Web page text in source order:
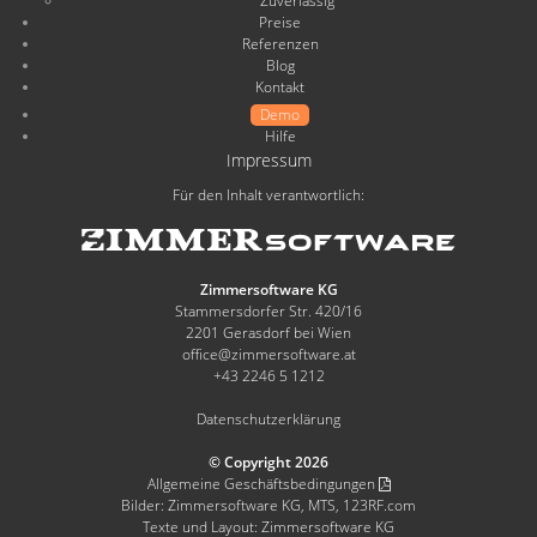
„Intuitiv, einfach zu bedienen und
umfassend gestaltet.“
„Wir sind mit der ZimmerSoftware
rundum zufrieden.“
„ZimmerSoftware ist
benutzerfreundlich und
Pension Bilgeri
Bedienung – genau das, was wir
gesucht haben.“
Jagdhaus Weber
„Der Service ist blitzschnell und das
fair.“
„Übersichtlich und flexibel.“
Hotel Michael
Preise
Referenzen
Blog
Kontakt
Demo
Hilfe
Impressum
Für den Inhalt verantwortlich:
Zimmersoftware KG
Stammersdorfer Str. 420/16
2201 Gerasdorf bei Wien
office@zimmersoftware.at
+43 2246 5 1212
Datenschutzerklärung
© Copyright 2026
Allgemeine Geschäftsbedingungen
Bilder: Zimmersoftware KG, MTS, 123RF.com
Texte und Layout: Zimmersoftware KG